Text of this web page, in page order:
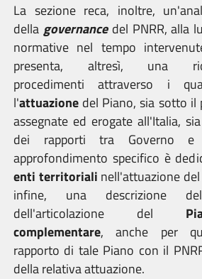
La sezione reca, inoltre,
della governance del PNRR, alla
normative nel tempo
presenta, altresì, una
procedimenti attraverso i
l'attuazione del Piano, sia sotto
assegnate ed erogate all'Italia,
dei rapporti tra Governo e
approfondimento specifico è
enti territoriali nell'attuazione del
infine, una descrizione
dell'articolazione del
complementare, anche per
rapporto di tale Piano con il
della relativa attuazione.